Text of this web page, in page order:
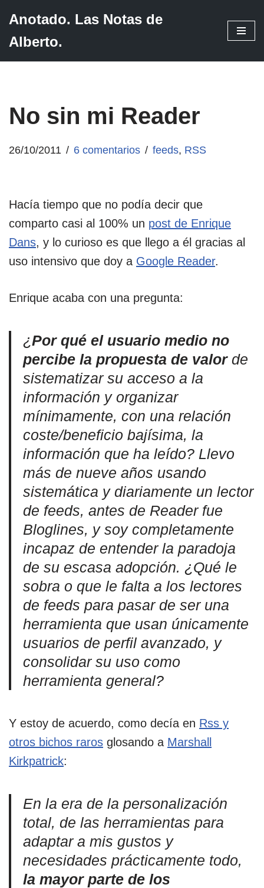
Saltar
Anotado. Las Notas de
Alberto.
No sin mi Reader
26/10/2011 6 comentarios feeds, RSS
Hacía tiempo que no podía decir que
comparto casi al 100% un post de Enrique
Dans, y lo curioso es que llego a él gracias al
uso intensivo que doy a Google Reader.
Enrique acaba con una pregunta:
¿Por qué el usuario medio no
percibe la propuesta de valorde
sistematizar su acceso a la
información y organizar
mínimamente, con una relación
coste/beneficio bajísima, la
información que ha leído? Llevo
más de nueve años usando
sistemática y diariamente un lector
de feeds, antes de Reader fue
Bloglines, y soy completamente
incapaz de entender la paradoja
de su escasa adopción. ¿Qué le
sobra o que le falta a los lectores
de feeds para pasar de ser una
herramienta que usan únicamente
usuarios de perfil avanzado, y
consolidar su uso como
herramienta general?
Y estoy de acuerdo, como decía en Rss y
otros bichos raros glosando a Marshall
Kirkpatrick:
En la era de la personalización
total, de las herramientas para
adaptar a mis gustos y
necesidades prácticamente todo,
la mayor parte de los